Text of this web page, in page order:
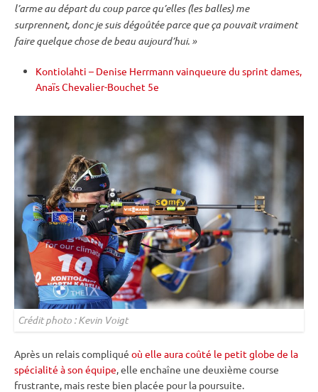
l’arme au départ du coup parce qu’elles (les balles) me
surprennent, donc je suis dégoûtée parce que ça pouvait vraiment
faire quelque chose de beau aujourd’hui. »
Kontiolahti – Denise Herrmann vainqueure du sprint dames,
Anaïs Chevalier-Bouchet 5e
Crédit photo : Kevin Voigt
Après un relaiscompliqué où elle aura coûté le petit globe de la
spécialité à son équipe, elle enchaîne une deuxième course
frustrante, mais reste bien placée pour la poursuite.